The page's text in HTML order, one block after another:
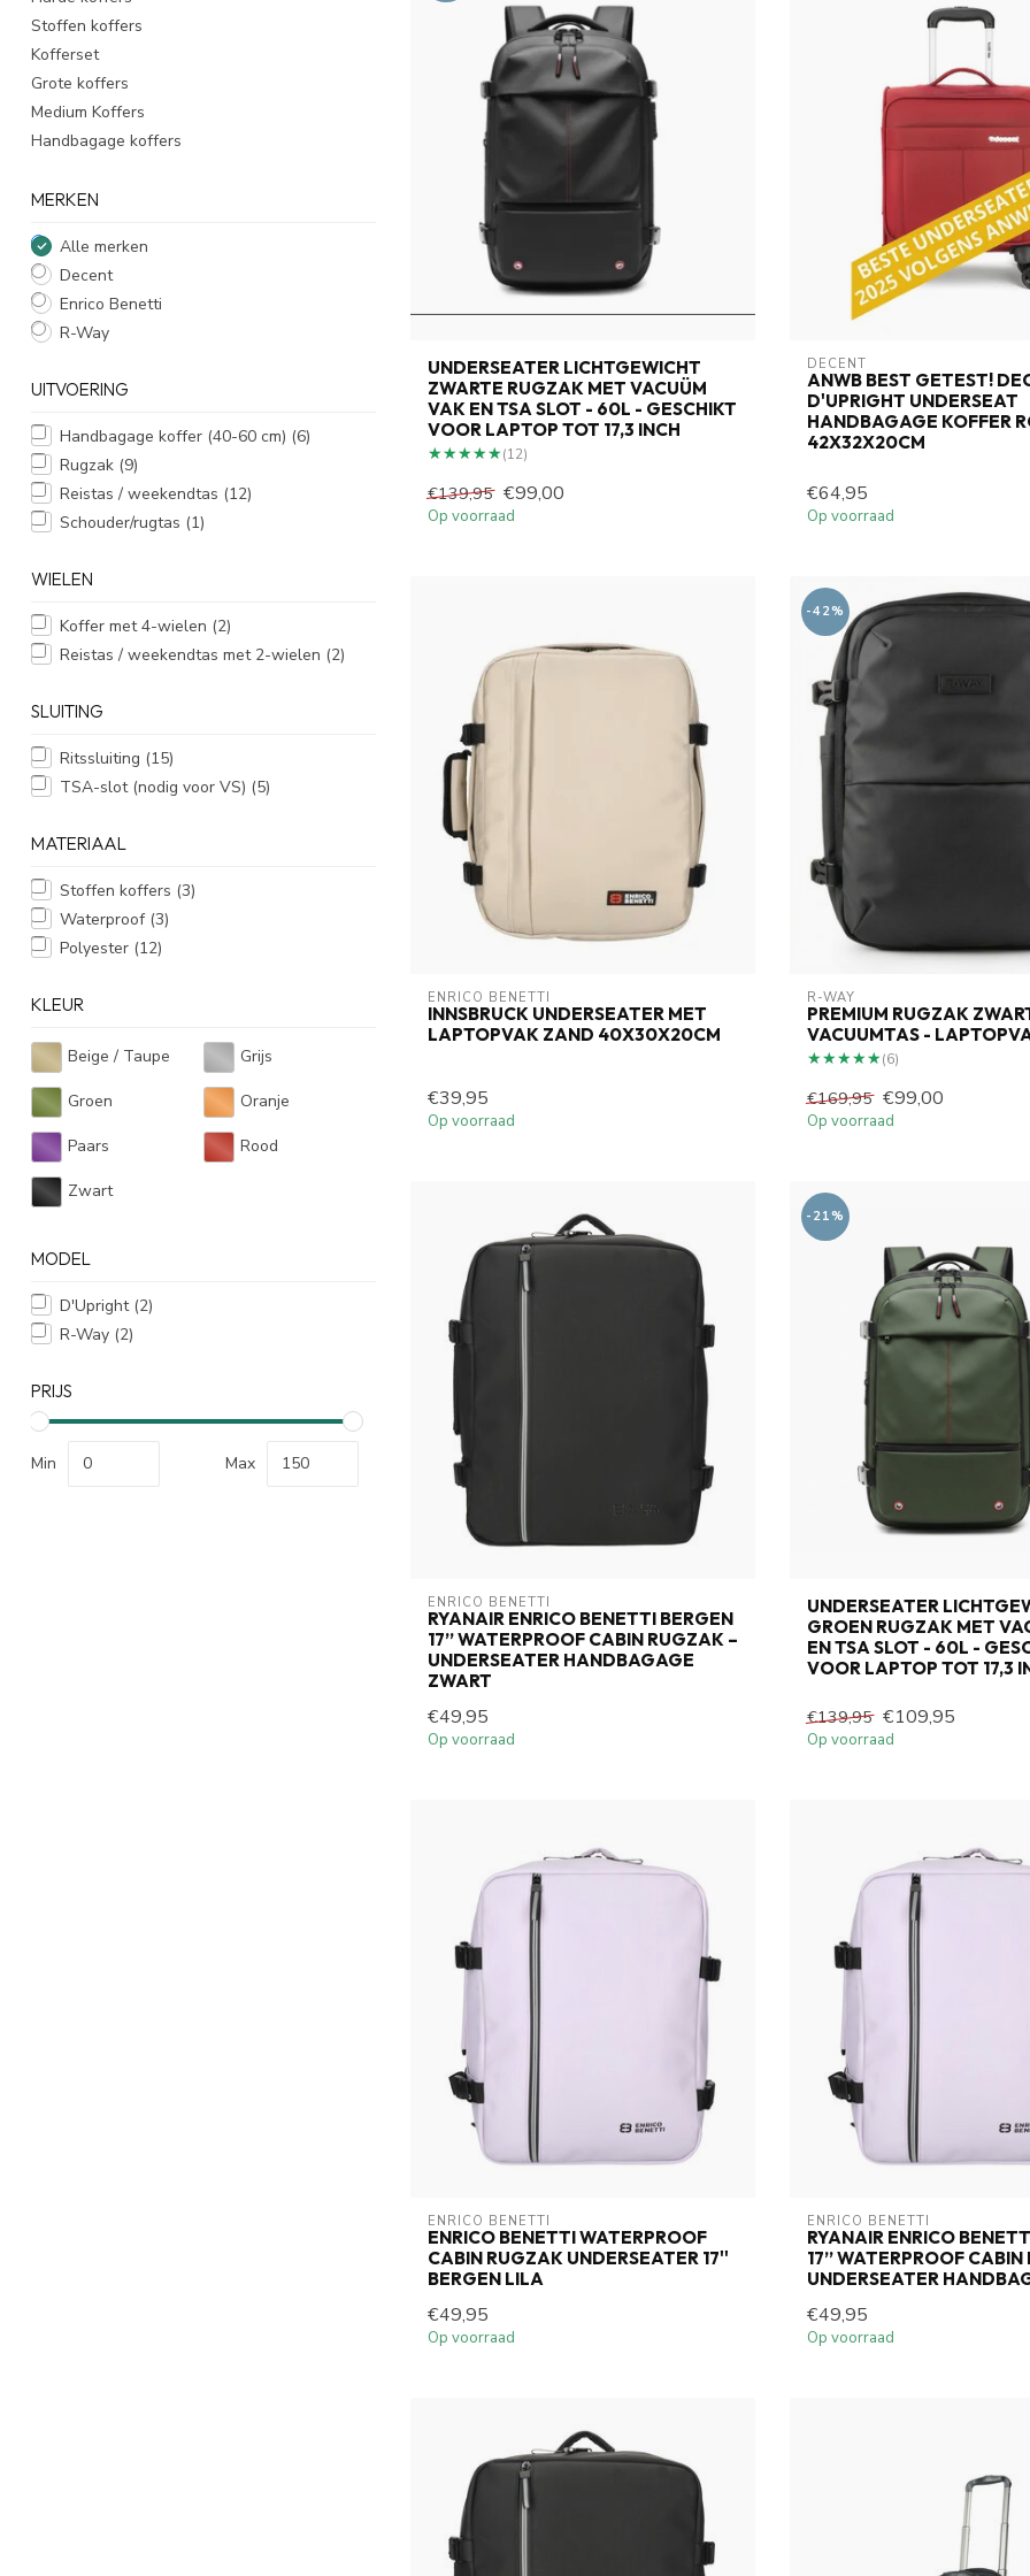
Stoffen koffers
Kofferset
Grote koffers
Medium Koffers
Handbagage koffers
MERKEN
Alle merken
Decent
Enrico Benetti
R-Way
UITVOERING
Handbagage koffer (40-60 cm) (6)
Rugzak (9)
Reistas / weekendtas (12)
Schouder/rugtas (1)
WIELEN
Koffer met 4-wielen (2)
Reistas / weekendtas met 2-wielen (2)
SLUITING
Ritssluiting (15)
TSA-slot (nodig voor VS) (5)
MATERIAAL
Stoffen koffers (3)
Waterproof (3)
Polyester (12)
KLEUR
Beige / Taupe Grijs
Groen Oranje
Paars Rood
Zwart
MODEL
D'Upright (2)
R-Way (2)
PRIJS
Min Max
UNDERSEATER LICHTGEWICHT
ZWARTE RUGZAK MET VACUÜM
VAK EN TSA SLOT - 60L - GESCHIKT
VOOR LAPTOP TOT 17,3 INCH
★★★★★
★★★★★(12)
€139,95 €99,00
Op voorraad
DECENT
ANWB BEST GETEST!
D'UPRIGHT UNDERSEAT
HANDBAGAGE KOFFER
42X32X20CM
€64,95
Op voorraad
ENRICO BENETTI
INNSBRUCK UNDERSEATER MET
LAPTOPVAK ZAND 40X30X20CM
€39,95
Op voorraad
-42%
R-WAY
PREMIUM RUGZAK
VACUUMTAS -
★★★★★
★★★★★(6)
€169,95 €99,00
Op voorraad
ENRICO BENETTI
RYANAIR ENRICO BENETTI BERGEN
17’’ WATERPROOF CABIN RUGZAK –
UNDERSEATER HANDBAGAGE
ZWART
€49,95
Op voorraad
-21%
UNDERSEATER
GROEN RUGZAK MET
EN TSA SLOT - 60L -
VOOR LAPTOP TOT 17,3
€139,95 €109,95
Op voorraad
ENRICO BENETTI
ENRICO BENETTI WATERPROOF
CABIN RUGZAK UNDERSEATER 17''
BERGEN LILA
€49,95
Op voorraad
ENRICO BENETTI
RYANAIR ENRICO
17’’ WATERPROOF
UNDERSEATER
€49,95
Op voorraad